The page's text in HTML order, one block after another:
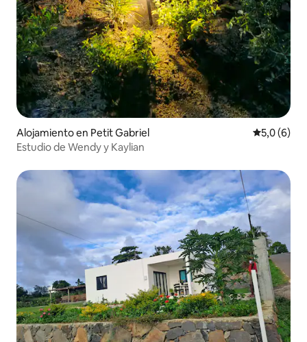
Alojamiento en Petit Gabriel
5,0 (6)
Estudio de Wendy y Kaylian